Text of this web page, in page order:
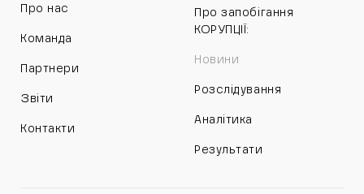
Про нас
Команда
Партнери
Звіти
Контакти
Про запобігання
КОРУПЦІЇ:
Новини
Розслідування
Аналітика
Результати